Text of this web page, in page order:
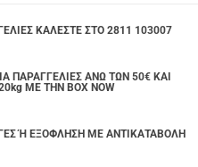
ΚΑΛΕΣΤΕ ΣΤΟ 2811 103007
ΠΑΡΑΓΓΕΛΙΕΣ ΑΝΩ ΤΩΝ 50€ ΚΑΙ
ΜΕ ΤΗΝ BOX NOW
Ή ΕΞΟΦΛΗΣΗ ΜΕ ΑΝΤΙΚΑΤΑΒΟΛΗ